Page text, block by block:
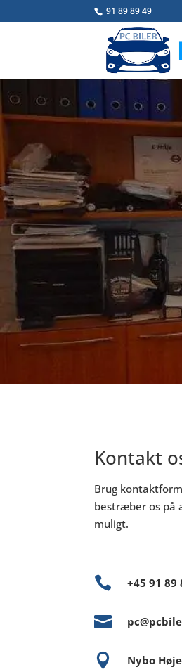
91 89 89 49
Kontakt
Brug
bestræber os på
muligt.
 +45 91 89

 Nybo